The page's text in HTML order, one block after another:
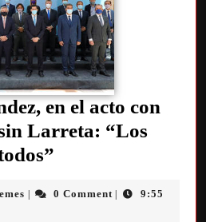
en el acto con
Larreta: “Los
0 Comment
9:55